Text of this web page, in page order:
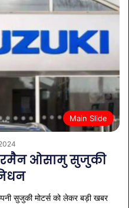
Main Slide
ओसामु सुजुकी
सुजुकी मोटर्स को लेकर बड़ी खबर